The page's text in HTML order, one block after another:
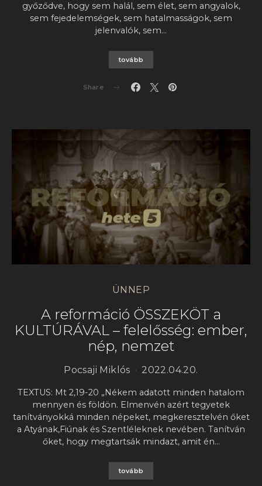
győződve, hogy sem halál, sem élet, sem angyalok,
sem fejedelemségek, sem hatalmasságok, sem
jelenvalók, sem…
tovább
Share
ÜNNEP
A reformáció ÖSSZEKÖT a
KULTÚRÁVAL – felelősség: ember,
nép, nemzet
Pocsaji Miklós 2022.04.20.
TEXTUS: Mt 2,19-20 „Nékem adatott minden hatalom
mennyen és földön. Elmenvén azért tegyetek
tanítványokká minden népeket, megkeresztelvén őket
a Atyának,Fiúnak és Szentléleknek nevében. Tanítván
őket, hogy megtartsák mindazt, amit én…
tovább